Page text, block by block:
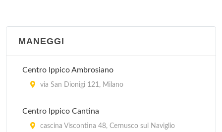
Golf Club Le Rovedine
Golf Club Mirasole
Golf Green Club
MANEGGI
Centro Ippico Ambrosiano
via San Dionigi 121, Milano
Centro Ippico Cantina
cascina Viscontina 48, Cernusco sul Naviglio